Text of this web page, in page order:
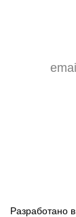
Разработано в